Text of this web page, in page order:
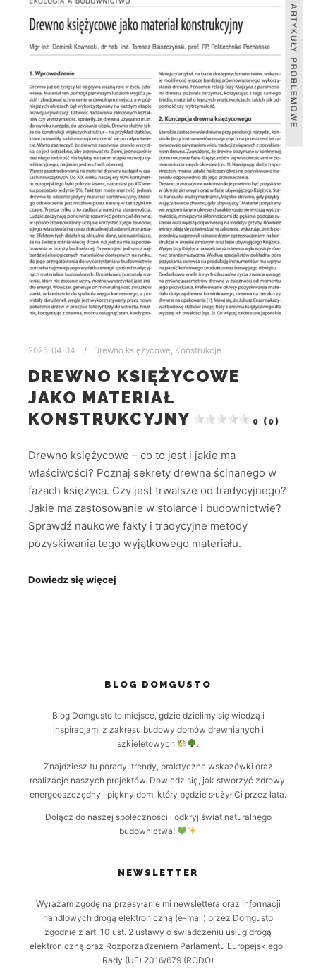
2025-04-04 Drewno księżycowe, Konstrukcje
DREWNO KSIĘŻYCOWE
JAKO MATERIAŁ
KONSTRUKCYJNY
0 (0)
Drewno księżycowe – co to jest i jakie ma
właściwości? Poznaj sekrety drewna ścinanego w
fazach księżyca. Czy jest trwalsze od tradycyjnego?
Jakie ma zastosowanie w stolarce i budownictwie?
Sprawdź naukowe fakty i tradycyjne metody
pozyskiwania tego wyjątkowego materiału.
Dowiedz się więcej
BLOG DOMGUSTO
Blog Domgusto to miejsce, gdzie dzielimy się wiedzą i
inspiracjami z zakresu budowy domów drewnianych i
szkieletowych
.
Znajdziesz tu porady, trendy, praktyczne wskazówki oraz
realizacje naszych projektów. Dowiedz się, jak stworzyć zdrowy,
energooszczędny i piękny dom, który będzie służył Ci przez lata.
Dołącz do naszej społeczności i odkryj świat naturalnego
budownictwa!
NEWSLETTER
Wyrażam zgodę na przesyłanie mi newslettera oraz informacji
handlowych drogą elektroniczną (e-mail) przez Domgusto
zgodnie z art. 10 ust. 2 ustawy o świadczeniu usług drogą
elektroniczną oraz Rozporządzeniem Parlamentu Europejskiego i
Rady (UE) 2016/679 (RODO)